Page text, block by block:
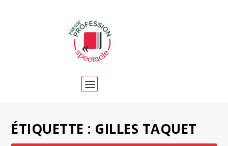
ÉTIQUETTE : GILLES TAQUET